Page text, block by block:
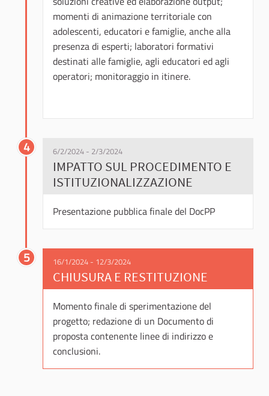
momenti di animazione territoriale con
adolescenti, educatori e famiglie, anche alla
presenza di esperti; laboratori formativi
destinati alle famiglie, agli educatori ed agli
operatori; monitoraggio in itinere.
4 6/2/2024 - 2/3/2024
IMPATTO SUL PROCEDIMENTO E
ISTITUZIONALIZZAZIONE
Presentazione pubblica finale del DocPP
5 16/1/2024 - 12/3/2024
CHIUSURA E RESTITUZIONE
Momento finale di sperimentazione del
progetto; redazione di un Documento di
proposta contenente linee di indirizzo e
conclusioni.